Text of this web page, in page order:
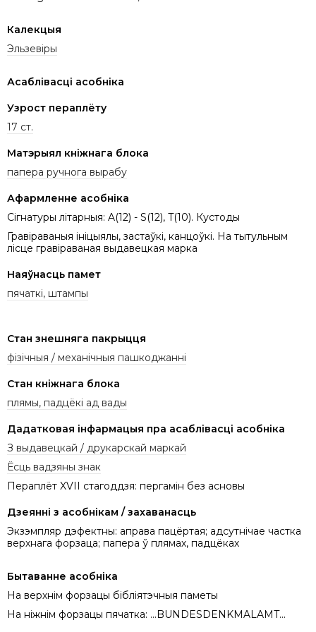
Калекцыя
Эльзевіры
Асаблівасці асобніка
Узрост пераплёту
17 ст.
Матэрыял кніжнага блока
папера ручнога вырабу
Афармленне асобніка
Сігнатуры літарныя: A(12) - S(12), T(10). Кустоды
Гравіраваныя ініцыялы, застаўкі, канцоўкі. На тытульным
лісце гравіраваная выдавецкая марка
Наяўнасць памет
пячаткі, штампы
Стан знешняга пакрыцця
фізічныя / механічныя пашкоджанні
Стан кніжнага блока
плямы, падцёкі ад вады
Дадатковая інфармацыя пра асаблівасці асобніка
З выдавецкай / друкарскай маркай
Ёсць вадзяны знак
Пераплёт XVII стагоддзя: пергамін без асновы
Дзеянні з асобнікам / захаванасць
Экзэмпляр дэфектны: аправа пацёртая; адсутнічае частка
верхнага форзаца; папера ў плямах, падцёках
Бытаванне асобніка
На верхнім форзацы бібліятэчныя паметы
На ніжнім форзацы пячатка: ...BUNDESDENKMALAMT...